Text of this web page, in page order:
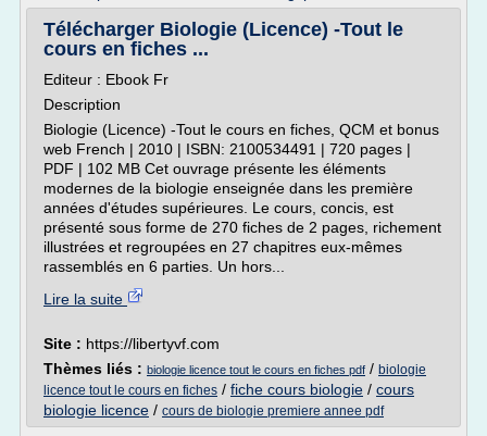
Télécharger Biologie (Licence) -Tout le
cours en fiches ...
Editeur : Ebook Fr
Description
Biologie (Licence) -Tout le cours en fiches, QCM et bonus
web French | 2010 | ISBN: 2100534491 | 720 pages |
PDF | 102 MB Cet ouvrage présente les éléments
modernes de la biologie enseignée dans les première
années d'études supérieures. Le cours, concis, est
présenté sous forme de 270 fiches de 2 pages, richement
illustrées et regroupées en 27 chapitres eux-mêmes
rassemblés en 6 parties. Un hors...
Lire la suite
Site : https://libertyvf.com
Thèmes liés : biologie licence tout le cours en fiches pdf / biologie
licence tout le cours en fiches / fiche cours biologie / cours
biologie licence / cours de biologie premiere annee pdf